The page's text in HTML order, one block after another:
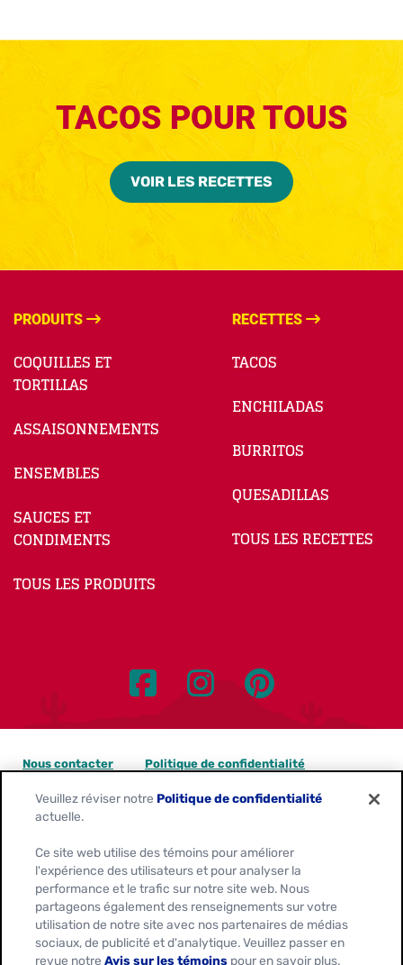
TACOS POUR TOUS
VOIR LES RECETTES
PRODUITS
COQUILLES ET
TORTILLAS
ASSAISONNEMENTS
ENSEMBLES
SAUCES ET
CONDIMENTS
TOUS LES PRODUITS
RECETTES
TACOS
ENCHILADAS
BURRITOS
QUESADILLAS
TOUS LES RECETTES
Nous contacter Politique de confidentialité
Avis sur les témoins
Demandes de confidentialité des données
Conditions d'utilisation
Veuillez réviser notre Politique de confidentialité
actuelle.
Ce site web utilise des témoins pour améliorer
l'expérience des utilisateurs et pour analyser la
performance et le trafic sur notre site web. Nous
partageons également des renseignements sur votre
utilisation de notre site avec nos partenaires de médias
sociaux, de publicité et d'analytique. Veuillez passer en
revue notreAvis sur les témoins pour en savoir plus.